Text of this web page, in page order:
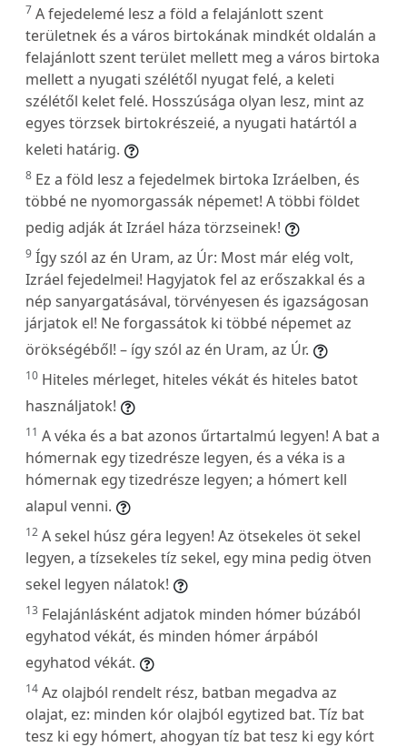
7 A fejedelemé lesz a föld a felajánlott szent
területnek és a város birtokának mindkét oldalán a
felajánlott szent terület mellett meg a város birtoka
mellett a nyugati szélétől nyugat felé, a keleti
szélétől kelet felé. Hosszúsága olyan lesz, mint az
egyes törzsek birtokrészeié, a nyugati határtól a
keleti határig.
8 Ez a föld lesz a fejedelmek birtoka Izráelben, és
többé ne nyomorgassák népemet! A többi földet
pedig adják át Izráel háza törzseinek!
9 Így szól az én Uram, az Úr: Most már elég volt,
Izráel fejedelmei! Hagyjatok fel az erőszakkal és a
nép sanyargatásával, törvényesen és igazságosan
járjatok el! Ne forgassátok ki többé népemet az
örökségéből! – így szól az én Uram, az Úr.
10 Hiteles mérleget, hiteles vékát és hiteles batot
használjatok!
11 A véka és a bat azonos űrtartalmú legyen! A bat a
hómernak egy tizedrésze legyen, és a véka is a
hómernak egy tizedrésze legyen; a hómert kell
alapul venni.
12 A sekel húsz géra legyen! Az ötsekeles öt sekel
legyen, a tízsekeles tíz sekel, egy mina pedig ötven
sekel legyen nálatok!
13 Felajánlásként adjatok minden hómer búzából
egyhatod vékát, és minden hómer árpából
egyhatod vékát.
14 Az olajból rendelt rész, batban megadva az
olajat, ez: minden kór olajból egytized bat. Tíz bat
tesz ki egy hómert, ahogyan tíz bat tesz ki egy kórt